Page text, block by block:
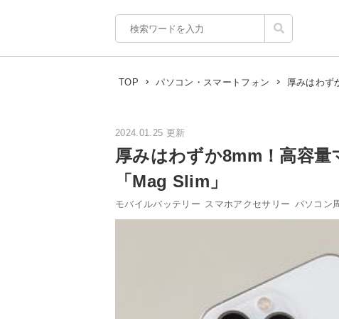
TOP パソコン・スマートフォン 厚みはわず
2024.01.25 更新
厚みはわずか8mm！高容
「Mag Slim」
モバイルバッテリー スマホアクセサリー パソコン